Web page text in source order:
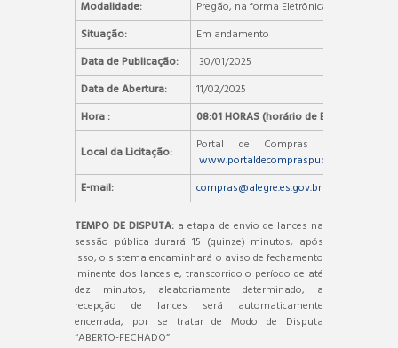
Modalidade:
Pregão, na forma Eletrônica
Situação:
Em andamento
Data de Publicação:
30/01/2025
Data de Abertura:
11/02/2025
Hora :
08:01 HORAS (horário de Brasília)
Local da Licitação:
Portal de Compras Públicas –
www.portaldecompraspublicas.com.br
E-mail:
compras@alegre.es.gov.br
TEMPO DE DISPUTA: a etapa de envio de lances na
sessão pública durará 15 (quinze) minutos, após
isso, o sistema encaminhará o aviso de fechamento
iminente dos lances e, transcorrido o período de até
dez minutos, aleatoriamente determinado, a
recepção de lances será automaticamente
encerrada, por se tratar de Modo de Disputa
“ABERTO-FECHADO”